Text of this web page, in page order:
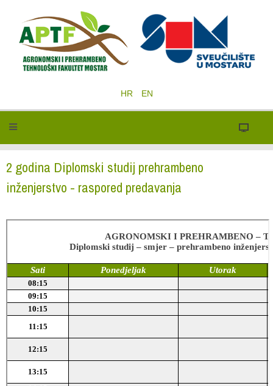
HR EN
2 godina Diplomski studij prehrambeno
inženjerstvo - raspored predavanja